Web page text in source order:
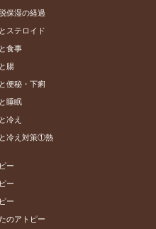
保湿の経過
ステロイド
食事
腸
便秘・下痢
睡眠
冷え
冷え対策①熱
ー
ー
ー
のアトピー